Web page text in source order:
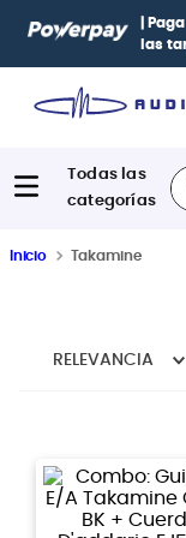
|
las
Inicio Takamine
RELEVANCIA